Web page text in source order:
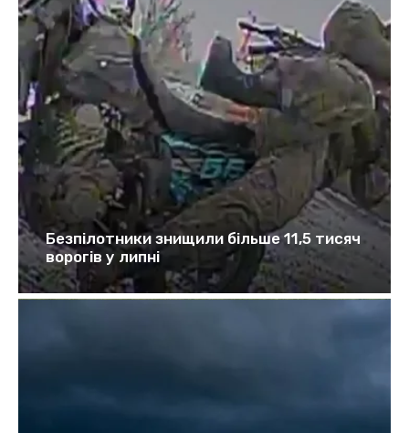
Безпілотники знищили більше 11,5 тисяч
ворогів у липні